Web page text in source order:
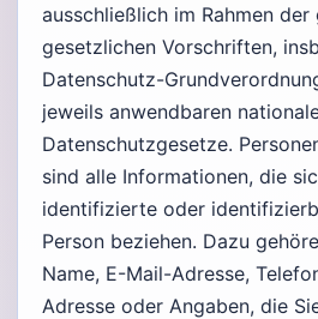
ausschließlich im Rahmen der
gesetzlichen Vorschriften,
Datenschutz-
jeweils anwendbaren
Datenschutzgesetze.
sind alle Informationen, die
identifizierte oder
Person beziehen. Dazu
Name, E-Mail-Adresse,
Adresse oder Angaben, die